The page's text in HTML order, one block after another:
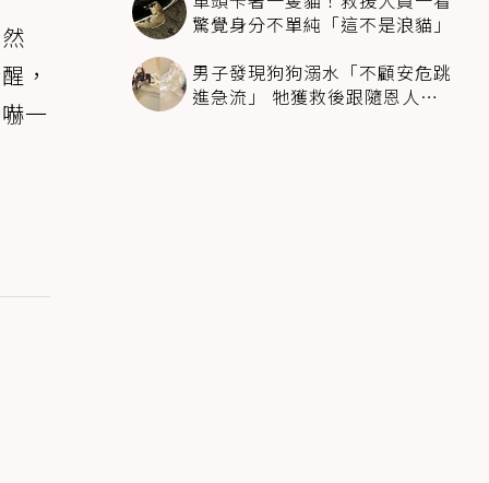
，
一
驚覺身分不單純「這不是浪貓」
男子發現狗狗溺水「不顧安危跳
進急流」 牠獲救後跟隨恩人不